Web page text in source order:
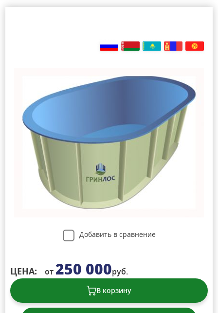
Добавить в сравнение
ЦЕНА: от250 000руб.
В корзину